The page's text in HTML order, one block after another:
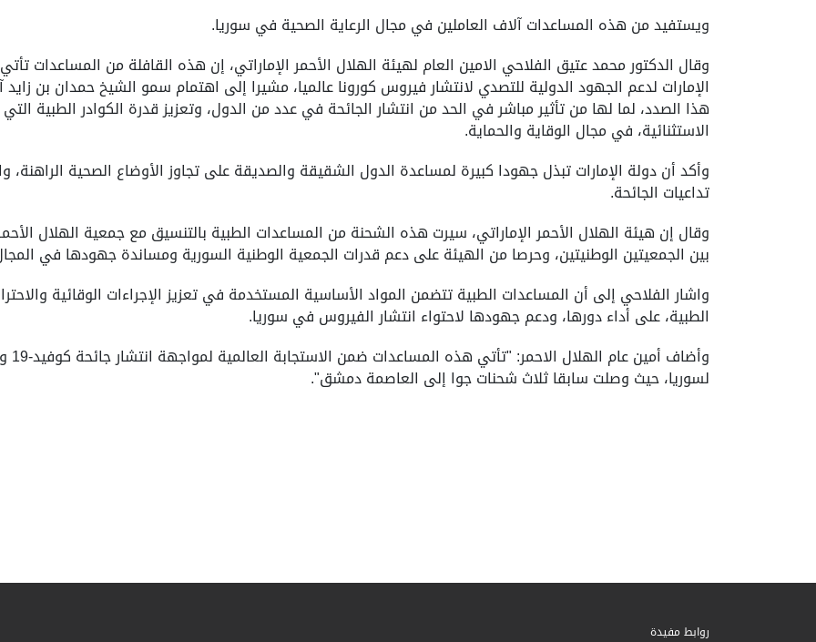
ويستفيد من هذه المساعدات آلاف العاملين في مجال الرعاية الصحية في سوريا.
وقال الدكتور محمد عتيق الفلاحي الامين العام لهيئة الهلال الأحمر الإماراتي، إن هذه القافلة من المساعدات
الإمارات لدعم الجهود الدولية للتصدي لانتشار فيروس كورونا عالميا، مشيرا إلى اهتمام سمو الشيخ حمدان بن
هذا الصدد، لما لها من تأثير مباشر في الحد من انتشار الجائحة في عدد من الدول، وتعزيز قدرة الكوادر الطبية
الاستثنائية، في مجال الوقاية والحماية.
وأكد أن دولة الإمارات تبذل جهودا كبيرة لمساعدة الدول الشقيقة والصديقة على تجاوز الأوضاع الصحية الراهنة،
تداعيات الجائحة.
وقال إن هيئة الهلال الأحمر الإماراتي، سيرت هذه الشحنة من المساعدات الطبية بالتنسيق مع جمعية الهلال
بين الجمعيتين الوطنيتين، وحرصا من الهيئة على دعم قدرات الجمعية الوطنية السورية ومساندة جهودها في
واشار الفلاحي إلى أن المساعدات الطبية تتضمن المواد الأساسية المستخدمة في تعزيز الإجراءات الوقائية
الطبية، على أداء دورها، ودعم جهودها لاحتواء انتشار الفيروس في سوريا.
لسوريا، حيث وصلت سابقا ثلاث شحنات جوا إلى العاصمة دمشق".
روابط مفيدة